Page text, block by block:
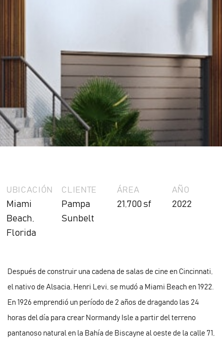
UBICACIÓN
Miami
Beach,
Florida
CLIENTE
Pampa
Sunbelt
ÁREA
21,700 sf
AÑO
2022
Después de construir una cadena de salas de cine en Cincinnati,
el nativo de Alsacia, Henri Levi, se mudó a Miami Beach en 1922.
En 1926 emprendió un período de 2 años de dragando las 24
horas del día para crear Normandy Isle a partir del terreno
pantanoso natural en la Bahía de Biscayne al oeste de la calle 71,